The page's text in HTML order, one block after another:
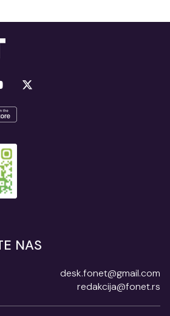
NAS
desk.fonet@gmail.com
redakcija@fonet.rs